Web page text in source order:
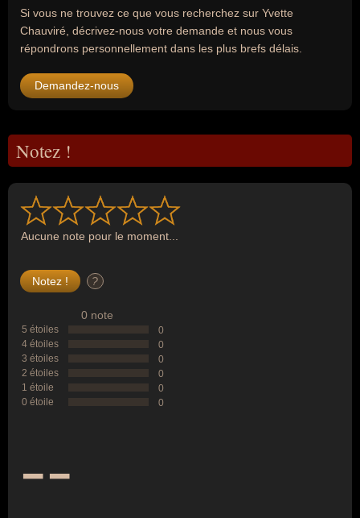
Si vous ne trouvez ce que vous recherchez sur Yvette
Chauviré, décrivez-nous votre demande et nous vous
répondrons personnellement dans les plus brefs délais.
Demandez-nous
Notez !
Aucune note pour le moment...
?
0 note
5 étoiles
0
4 étoiles
0
3 étoiles
0
2 étoiles
0
1 étoile
0
0 étoile
0
--